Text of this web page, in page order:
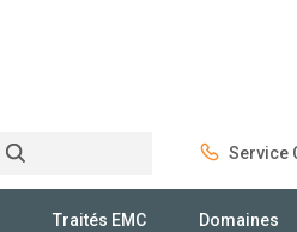
Service
Traités EMC Domaines